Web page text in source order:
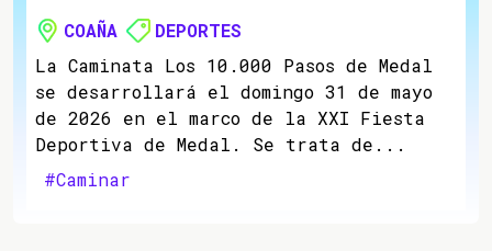
COAÑA
DEPORTES
La Caminata Los 10.000 Pasos de Medal
se desarrollará el domingo 31 de mayo
de 2026 en el marco de la XXI Fiesta
Deportiva de Medal. Se trata de...
#Caminar